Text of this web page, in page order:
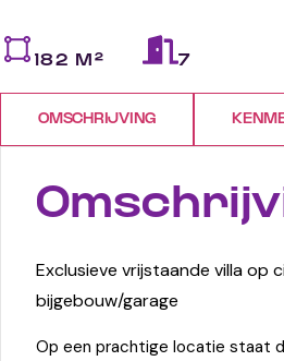
182 M² 7
OMSCHRIJVING
Exclusieve vrijstaande villa op
bijgebouw/garage
Op een prachtige locatie staat